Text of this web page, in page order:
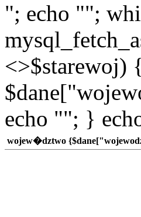
"; echo "";
<>$starewoj)
echo ""; }
wojew�dztwo